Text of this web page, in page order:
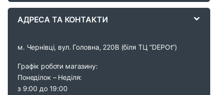
АДРЕСА ТА КОНТАКТИ
м. Чернівці, вул. Головна, 220В (біля ТЦ “DEPOt”)
Графік роботи магазину:
Понеділок – Неділя:
з 9:00 до 19:00